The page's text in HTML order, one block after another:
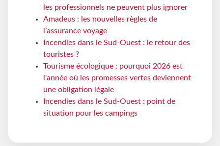
les professionnels ne peuvent plus ignorer
Amadeus : les nouvelles règles de
l’assurance voyage
Incendies dans le Sud-Ouest : le retour des
touristes ?
Tourisme écologique : pourquoi 2026 est
l'année où les promesses vertes deviennent
une obligation légale
Incendies dans le Sud-Ouest : point de
situation pour les campings